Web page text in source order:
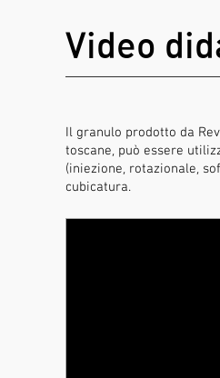
Video
Il granulo prodotto da
toscane, può essere
(iniezione, rotazionale,
cubicatura.